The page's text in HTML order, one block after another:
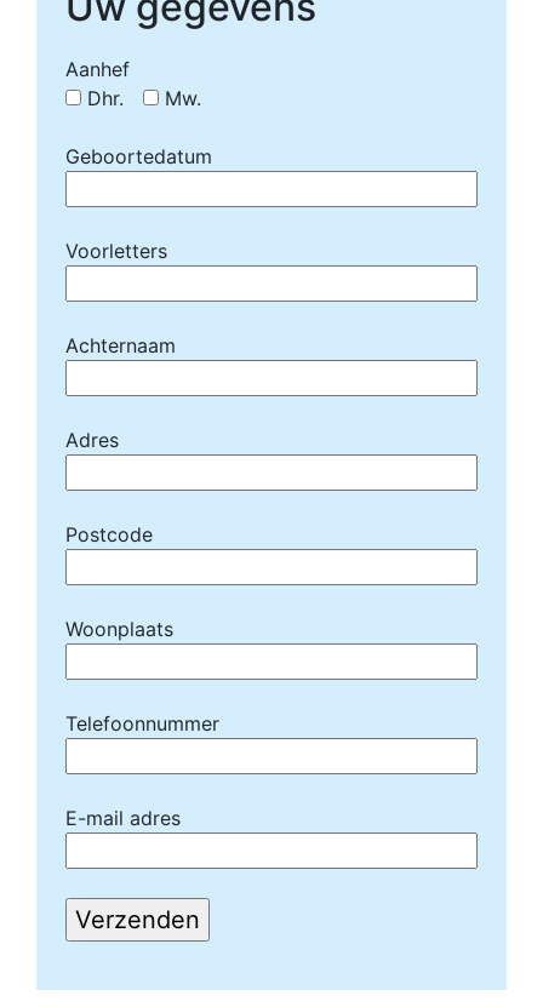
Aanhef
Dhr.
Mw.
Geboortedatum
Voorletters
Achternaam
Adres
Postcode
Woonplaats
Telefoonnummer
E-mail adres